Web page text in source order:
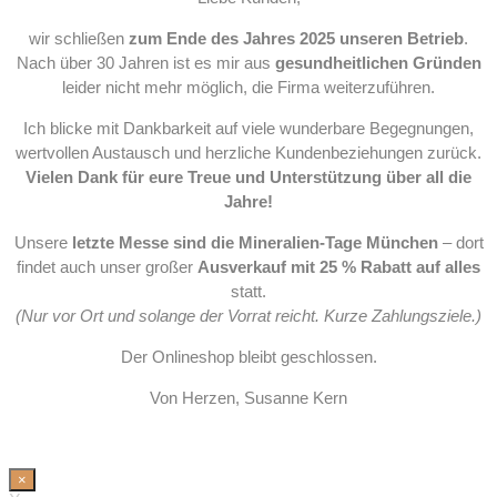
wir schließen zum Ende des Jahres 2025 unseren Betrieb.
Nach über 30 Jahren ist es mir aus gesundheitlichen Gründen
leider nicht mehr möglich, die Firma weiterzuführen.
Ich blicke mit Dankbarkeit auf viele wunderbare Begegnungen,
wertvollen Austausch und herzliche Kundenbeziehungen zurück.
Vielen Dank für eure Treue und Unterstützung über all die
Jahre!
Unsere letzte Messe sind die Mineralien-Tage München– dort
findet auch unser großer Ausverkauf mit 25 % Rabatt auf alles
statt.
(Nur vor Ort und solange der Vorrat reicht. Kurze Zahlungsziele.)
Der Onlineshop bleibt geschlossen.
Von Herzen, Susanne Kern
×